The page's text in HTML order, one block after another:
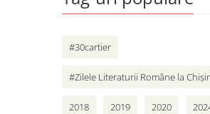
#30cartier
#Zilele Literaturii Române la
2018 2019 2020